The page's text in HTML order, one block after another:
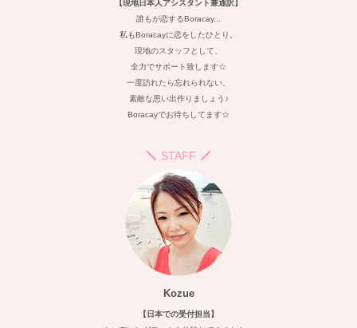
【現地日本人アシスタント兼通訳】
誰もが恋するBoracay...
私もBoracayに恋をしたひとり。
現地のスタッフとして、
全力でサポート致します☆
一度訪れたら忘れられない、
素敵な思い出作りましょう♪
Boracayでお待ちしてます☆
STAFF
Kozue
【日本での受付担当】